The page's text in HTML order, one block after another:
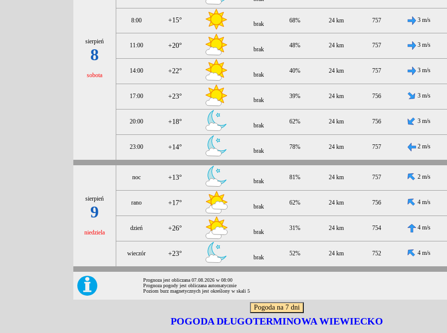
sierpień
8
sobota
8:00 +15° brak 68% 24 km 757 3 m/s
11:00 +20° brak
48% 24 km 757 3 m/s
14:00 +22° brak
40% 24 km 757 3 m/s
17:00 +23° brak
39% 24 km 756 3 m/s
20:00 +18° brak
62% 24 km 756 3 m/s
23:00 +14° brak
78% 24 km 757 2 m/s
sierpień
9
niedziela
noc +13° brak
81% 24 km 757 2 m/s
rano +17° brak
62% 24 km 756 4 m/s
dzień +26° brak
31% 24 km 754 4 m/s
wieczór +23° brak
52% 24 km 752 4 m/s
Prognoza jest obliczana 07.08.2026 w 08:00
Prognoza pogody jest obliczana automatycznie
Poziom burz magnetycznych jest określony w skali 5
POGODA DŁUGOTERMINOWA WIEWIECKO